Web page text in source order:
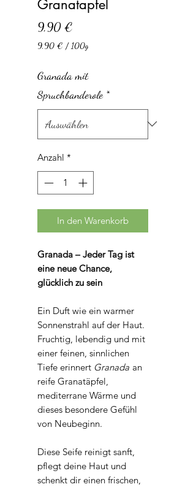
Granatapfel
9,90 €
9,90 € / 100g
100
Gramm
Granada mit
Spruchbanderole *
Anzahl *
In den Warenkorb
Granada – Jeder Tag ist
eine neue Chance,
glücklich zu sein
Ein Duft wie ein warmer
Sonnenstrahl auf der Haut.
Fruchtig, lebendig und mit
einer feinen, sinnlichen
Tiefe erinnert Granada an
reife Granatäpfel,
mediterrane Wärme und
dieses besondere Gefühl
von Neubeginn.
Diese Seife reinigt sanft,
pflegt deine Haut und
schenkt dir einen frischen,